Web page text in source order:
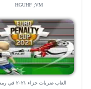
HGUHF ;VM
العاب ضربات جزاء ٢٠٢١ في رمضان